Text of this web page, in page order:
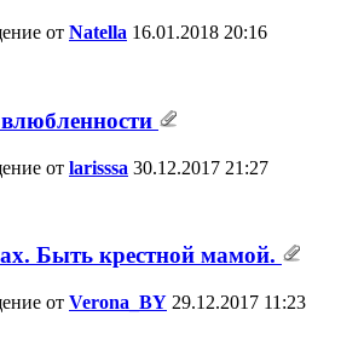
от Natella 16.01.2018 20:16
от larisssa 30.12.2017 21:27
Быть крестной мамой.
от Verona_BY 29.12.2017 11:23